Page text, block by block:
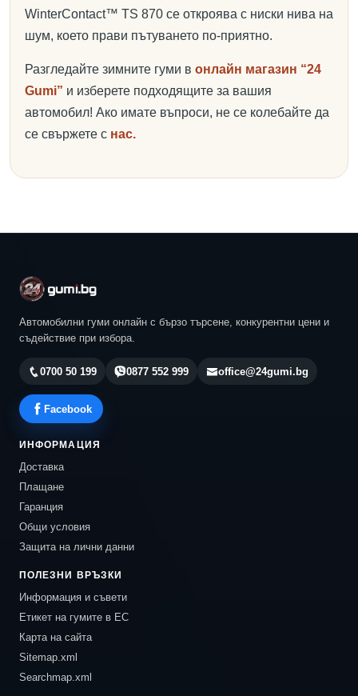
WinterContact™ TS 870 се откроява с ниски нива на
шум, което прави пътуването по-приятно.
Разгледайте зимните гуми в онлайн магазин “24
Gumi” и изберете подходящите за вашия
автомобил! Ако имате въпроси, не се колебайте да
се свържете с нас.
Автомобилни гуми онлайн с бързо търсене, конкурентни цени и
съдействие при избора.
0700 50 199 0877 552 999 office@24gumi.bg
Facebook
ИНФОРМАЦИЯ
Доставка
Плащане
Гаранция
Общи условия
Защита на лични данни
ПОЛЕЗНИ ВРЪЗКИ
Информация и съвети
Етикет на гумите в ЕС
Карта на сайта
Sitemap.xml
Searchmap.xml